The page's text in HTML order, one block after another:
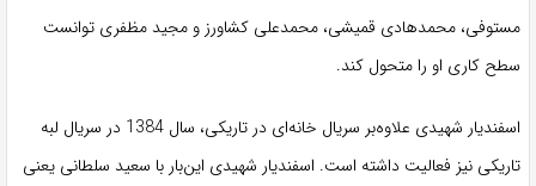
مستوفی، محمدهادی قمیشی، محمدعلی کشاورز و مجید مظفری توانست
سطح کاری او را متحول کند.
اسفندیار شهیدی علاوه‌بر سریال خانه‌ای در تاریکی، سال 1384 در سریال لبه
تاریکی نیز فعالیت داشته است. اسفندیار شهیدی این‌بار با سعید سلطانی یعنی